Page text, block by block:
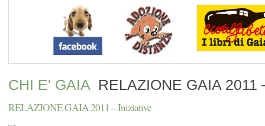
CHI E' GAIA RELAZIONE GAIA 2011
RELAZIONE GAIA 2011 – Iniziative